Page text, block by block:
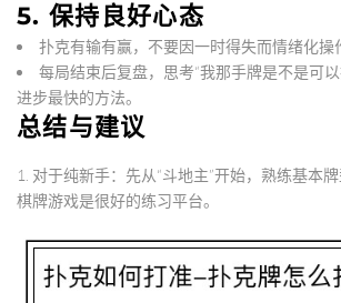
5. 保持良好心态
扑克有输有赢，不要因一时得失而情绪化操
每局结束后复盘，思考“我那手牌是不是可
进步最快的方法。
总结与建议
1. 对于纯新手：先从“斗地主”开始，熟练基本
棋牌游戏是很好的练习平台。